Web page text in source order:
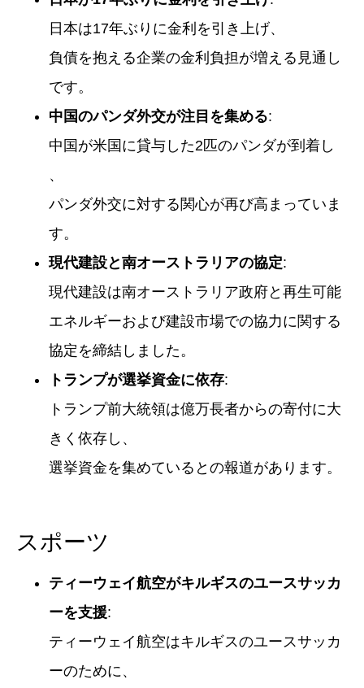
日本は17年ぶりに金利を引き上げ、
負債を抱える企業の金利負担が増える見通し
です。
中国のパンダ外交が注目を集める:
中国が米国に貸与した2匹のパンダが到着し
、
パンダ外交に対する関心が再び高まっていま
す。
現代建設と南オーストラリアの協定:
現代建設は南オーストラリア政府と再生可能
エネルギーおよび建設市場での協力に関する
協定を締結しました。
トランプが選挙資金に依存:
トランプ前大統領は億万長者からの寄付に大
きく依存し、
選挙資金を集めているとの報道があります。
スポーツ
ティーウェイ航空がキルギスのユースサッカ
ーを支援:
ティーウェイ航空はキルギスのユースサッカ
ーのために、